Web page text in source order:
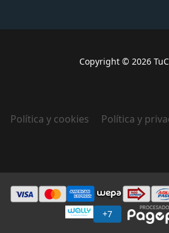
Copyright © 2026
Política y cookies Política y